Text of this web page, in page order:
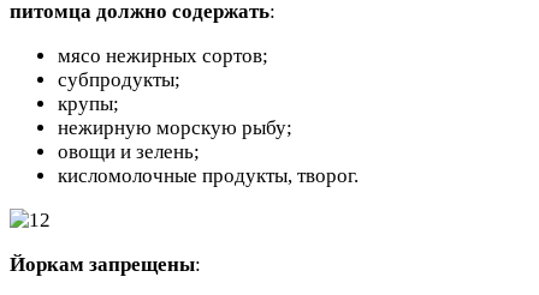
питомца должно содержать:
мясо нежирных сортов;
субпродукты;
крупы;
нежирную морскую рыбу;
овощи и зелень;
кисломолочные продукты, творог.
Йоркам запрещены: